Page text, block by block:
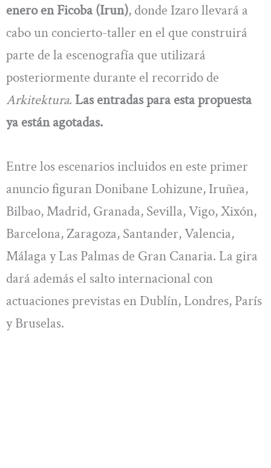
enero en Ficoba (Irun), donde Izaro llevará a
cabo un concierto-taller en el que construirá
parte de la escenografía que utilizará
posteriormente durante el recorrido de
Arkitektura. Las entradas para esta propuesta
ya están agotadas.
Entre los escenarios incluidos en este primer
anuncio figuran Donibane Lohizune, Iruñea,
Bilbao, Madrid, Granada, Sevilla, Vigo, Xixón,
Barcelona, Zaragoza, Santander, Valencia,
Málaga y Las Palmas de Gran Canaria. La gira
dará además el salto internacional con
actuaciones previstas en Dublín, Londres, París
y Bruselas.